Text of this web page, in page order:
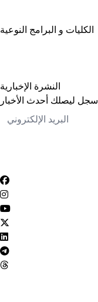
الكليات و البرامج النوعية
النشرة الإخبارية
سجل ليصلك أحدث الأخبار